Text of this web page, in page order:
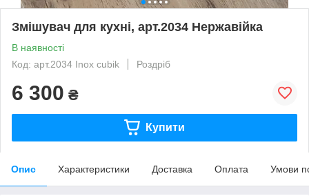
Змішувач для кухні, арт.2034 Нержавійка
В наявності
Код: арт.2034 Inox cubik
Роздріб
6 300 ₴
Купити
Опис Характеристики Доставка Оплата Умови